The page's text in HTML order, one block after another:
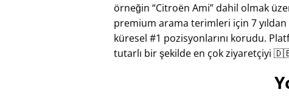
örneğin Citroën Ami dahil olmak
premium arama terimleri için 7 yıldan
küresel #1 pozisyonlarını korudu.
tutarlı bir şekilde en çok ziyaretçiyi